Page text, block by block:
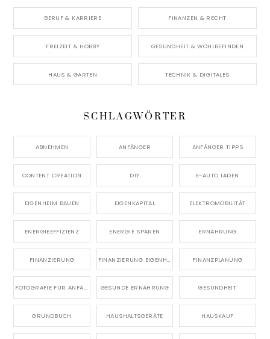
BERUF & KARRIERE FINANZEN & RECHT
FREIZEIT & HOBBY GESUNDHEIT & WOHLBEFINDEN
HAUS & GARTEN TECHNIK & DIGITALES
SCHLAGWÖRTER
ABNEHMEN ANFÄNGER ANFÄNGER TIPPS
CONTENT CREATION DIY E-AUTO LADEN
EIGENHEIM BAUEN EIGENKAPITAL ELEKTROMOBILITÄT
ENERGIEEFFIZIENZ ENERGIE SPAREN ERNÄHRUNG
FINANZIERUNG FINANZIERUNG EIGENHEIM FINANZPLANUNG
FOTOGRAFIE FÜR ANFÄNGER GESUNDE ERNÄHRUNG GESUNDHEIT
GRUNDBUCH HAUSHALTSGERÄTE HAUSKAUF